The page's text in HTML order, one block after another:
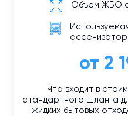
Объем ЖБО с
от 2
Что входит в
стандартного шланга
жидких бытовых